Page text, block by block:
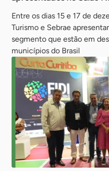
Entre os dias 15 e 17 de
Turismo e Sebrae
segmento que estão em
municípios do Brasil